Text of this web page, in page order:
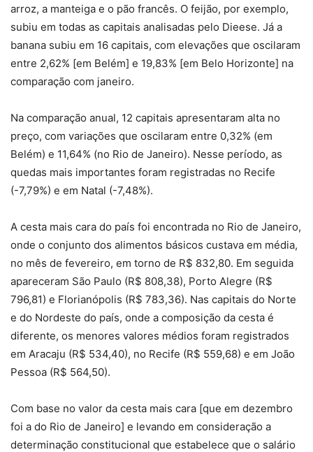
arroz, a manteiga e o pão francês. O feijão, por exemplo,
subiu em todas as capitais analisadas pelo Dieese. Já a
banana subiu em 16 capitais, com elevações que oscilaram
entre 2,62% [em Belém] e 19,83% [em Belo Horizonte] na
comparação com janeiro.
Na comparação anual, 12 capitais apresentaram alta no
preço, com variações que oscilaram entre 0,32% (em
Belém) e 11,64% (no Rio de Janeiro). Nesse período, as
quedas mais importantes foram registradas no Recife
(-7,79%) e em Natal (-7,48%).
A cesta mais cara do país foi encontrada no Rio de Janeiro,
onde o conjunto dos alimentos básicos custava em média,
no mês de fevereiro, em torno de R$ 832,80. Em seguida
apareceram São Paulo (R$ 808,38), Porto Alegre (R$
796,81) e Florianópolis (R$ 783,36). Nas capitais do Norte
e do Nordeste do país, onde a composição da cesta é
diferente, os menores valores médios foram registrados
em Aracaju (R$ 534,40), no Recife (R$ 559,68) e em João
Pessoa (R$ 564,50).
Com base no valor da cesta mais cara [que em dezembro
foi a do Rio de Janeiro] e levando em consideração a
determinação constitucional que estabelece que o salário